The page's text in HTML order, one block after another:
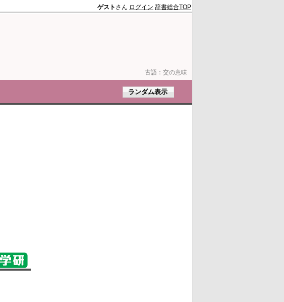
古語： 交の意味
ゲスト さん ログイン 辞書総合TOP